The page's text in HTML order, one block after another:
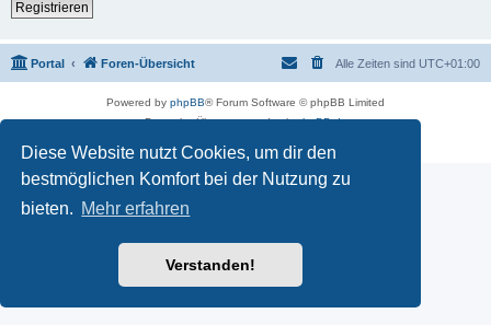
Diese Website nutzt Cookies, um dir den
bestmöglichen Komfort bei der Nutzung zu
bieten. Mehr erfahren
Verstanden!
Registrieren
Portal Foren-Übersicht Alle Zeiten sind UTC+01:00
Powered by phpBB® Forum Software © phpBB Limited
Deutsche Übersetzung durchphpBB.de